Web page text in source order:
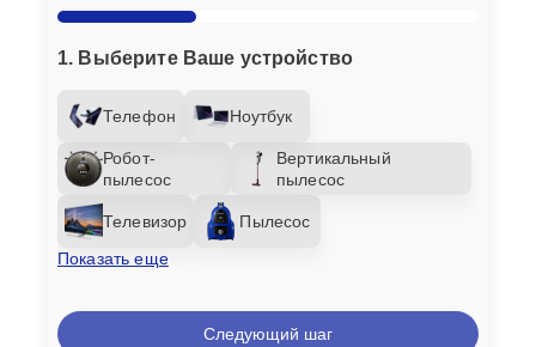
1. Выберите Ваше устройство
Телефон Ноутбук
Робот-
пылесос
Вертикальный
пылесос
Телевизор
Пылесос
Показать еще
Следующий шаг